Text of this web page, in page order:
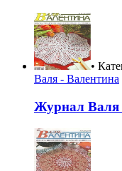
•
Валя - Валентина
Журнал Валя